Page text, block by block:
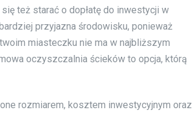
też starać o dopłatę do inwestycji w
przyjazna środowisku, ponieważ
miasteczku nie ma w najbliższym
oczyszczalnia ścieków to opcja, którą
rozmiarem, kosztem inwestycyjnym oraz